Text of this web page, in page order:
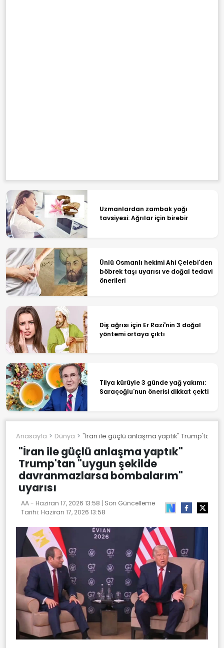
Uzmanlardan zambak yağı
tavsiyesi: Ağrılar için birebir
Ünlü Osmanlı hekimi Ahi Çelebi'den
böbrek taşı uyarısı ve doğal tedavi
önerileri
Diş ağrısı için Er Razi'nin 3 doğal
yöntemi ortaya çıktı
Tilya kürüyle 3 günde yağ yakımı:
Saraçoğlu'nun önerisi dikkat çekti
Anasayfa Dünya "İran ile güçlü anlaşma yaptık" Trump'tan
"İran ile güçlü anlaşma yaptık"
Trump'tan "uygun şekilde
davranmazlarsa bombalarım"
uyarısı
AA - Haziran 17, 2026 13:58 | Son Güncelleme
Tarihi: Haziran 17, 2026 13:58